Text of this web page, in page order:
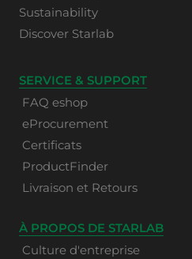
Sustainability
Discover Starlab
SERVICE & SUPPORT
FAQ eshop
eProcurement
Certificats
ProductFinder
Livraison et Retours
À PROPOS DE STARLAB
Culture d'entreprise